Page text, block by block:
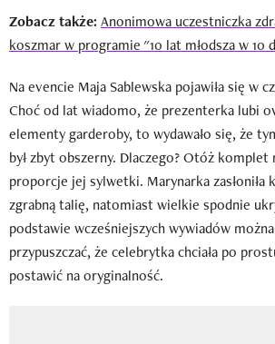
Zobacz także: Anonimowa uczestniczka
koszmar w programie "10 lat młodsza w 10
Na evencie Maja Sablewska pojawiła się w
Choć od lat wiadomo, że prezenterka lubi
elementy garderoby, to wydawało się, że
był zbyt obszerny. Dlaczego? Otóż komplet
proporcje jej sylwetki. Marynarka
zgrabną talię, natomiast wielkie spodnie
podstawie wcześniejszych wywiadów
przypuszczać, że celebrytka chciała po
postawić na oryginalność.